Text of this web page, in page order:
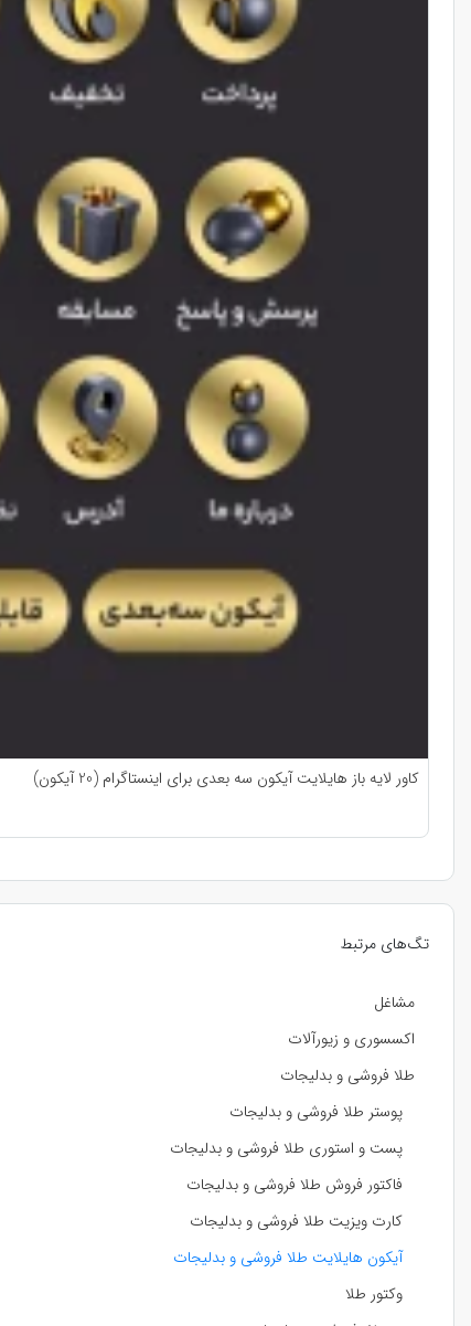
تگ‌های مرتبط
مشاغل
اکسسوری و زیورآلات
طلا فروشی و بدلیجات
پوستر طلا فروشی و بدلیجات
پست و استوری طلا فروشی و بدلیجات
فاکتور فروش طلا فروشی و بدلیجات
کارت ویزیت طلا فروشی و بدلیجات
آیکون هایلایت طلا فروشی و بدلیجات
وکتور طلا
کاور لایه باز هایلایت آیکون سه بعدی برای اینستاگرام (20 آیکون)